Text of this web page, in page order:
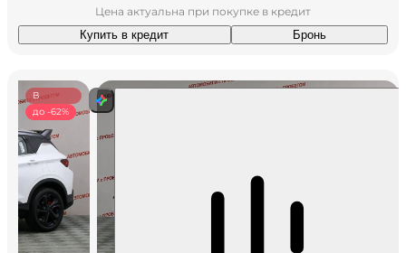
Цена актуальна при покупке в кредит
Купить в кредит
Бронь
В
наличии
до -62%